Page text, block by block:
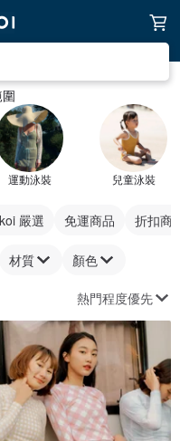
運動泳裝 兒童泳裝
嚴選 免運商品 折扣商
材質 顏色
熱門程度優先